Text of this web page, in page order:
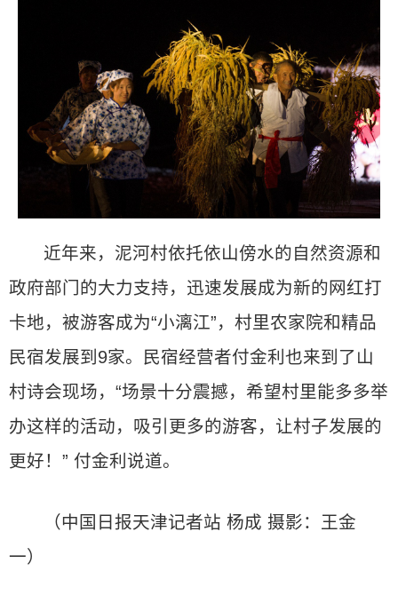
近年来，泥河村依托依山傍水的自然资源和
政府部门的大力支持，迅速发展成为新的网红打
卡地，被游客成为“小漓江”，村里农家院和精品
民宿发展到9家。民宿经营者付金利也来到了山
村诗会现场，“场景十分震撼，希望村里能多多举
办这样的活动，吸引更多的游客，让村子发展的
更好！” 付金利说道。
（中国日报天津记者站 杨成 摄影：王金
一）